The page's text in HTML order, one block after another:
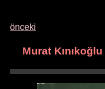
önceki
Murat Kınıkoğlu